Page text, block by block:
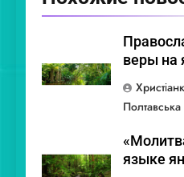
веры на
Полтавська
языке